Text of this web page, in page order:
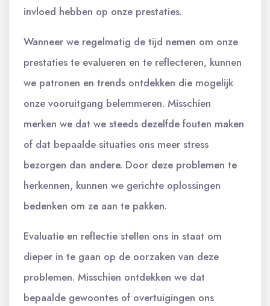
invloed hebben op onze prestaties.
Wanneer we regelmatig de tijd nemen om onze
prestaties te evalueren en te reflecteren, kunnen
we patronen en trends ontdekken die mogelijk
onze vooruitgang belemmeren. Misschien
merken we dat we steeds dezelfde fouten maken
of dat bepaalde situaties ons meer stress
bezorgen dan andere. Door deze problemen te
herkennen, kunnen we gerichte oplossingen
bedenken om ze aan te pakken.
Evaluatie en reflectie stellen ons in staat om
dieper in te gaan op de oorzaken van deze
problemen. Misschien ontdekken we dat
bepaalde gewoontes of overtuigingen ons